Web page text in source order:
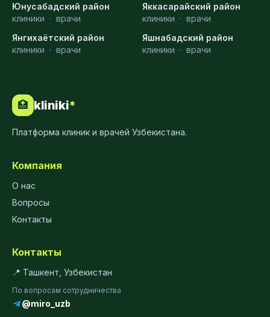
Юнусабадский район
клиники · врачи
Яккасарайский район
клиники · врачи
Янгихаётский район
клиники · врачи
Яшнабадский район
клиники · врачи
🏥 kliniki*
Платформа клиник и врачей Узбекистана.
Компания
О нас
Вопросы
Контакты
Контакты
📍 Ташкент, Узбекистан
По вопросам сотрудничества
@miro_uzb